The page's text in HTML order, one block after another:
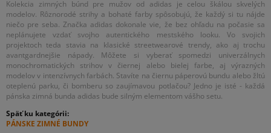
Kolekcia zimných búnd pre mužov od adidas je celou škálou skvelých
modelov. Rôznorodé strihy a bohaté farby spôsobujú, že každý si tu nájde
niečo pre seba. Značka adidas dokonale vie, že bez ohľadu na počasie sa
neplánujete vzdať svojho autentického mestského looku. Vo svojich
projektoch teda stavia na klasické streetwearové trendy, ako aj trochu
avantgardnejšie nápady. Môžete si vyberať spomedzi univerzálnych
monochromatických strihov v čiernej alebo bielej farbe, aj výrazných
modelov v intenzívnych farbách. Stavíte na čiernu páperovú bundu alebo žltú
oteplenú parku, či bomberu so zaujímavou potlačou? Jedno je isté - každá
pánska zimná bunda adidas bude silným elementom vášho setu.
Späť ku kategórii:
PÁNSKE ZIMNÉ BUNDY